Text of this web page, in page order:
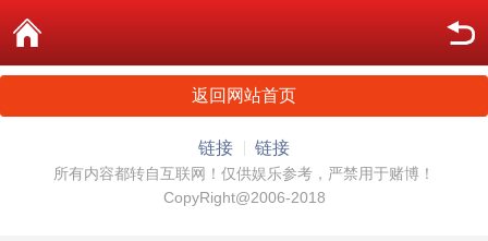
返回网站首页
链接 链接
所有内容都转自互联网！仅供娱乐参考，严禁用于赌博！
CopyRight@2006-2018